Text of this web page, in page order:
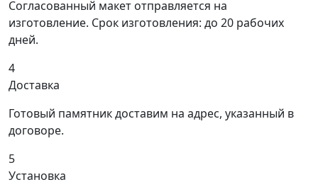
Согласованный макет отправляется на
изготовление. Срок изготовления: до 20 рабочих
дней.
4
Доставка
Готовый памятник доставим на адрес, указанный в
договоре.
5
Установка